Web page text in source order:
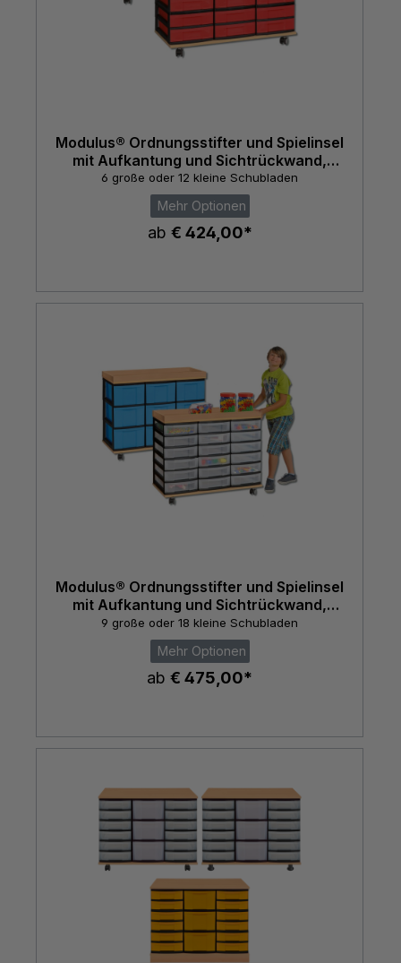
Modulus® Ordnungsstifter und Spielinsel
mit Aufkantung und Sichtrückwand,
fahrbar
6 große oder 12 kleine Schubladen
Mehr Optionen
ab € 424,00*
Modulus® Ordnungsstifter und Spielinsel
mit Aufkantung und Sichtrückwand,
fahrbar
9 große oder 18 kleine Schubladen
Mehr Optionen
ab € 475,00*